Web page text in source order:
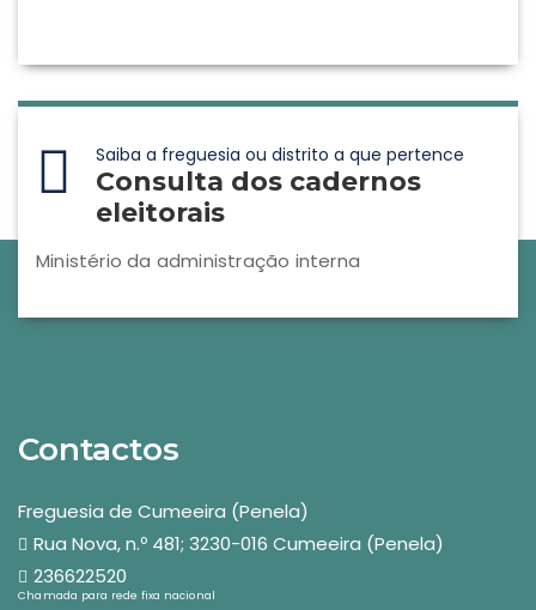
Saiba a freguesia ou distrito a que pertence
Consulta dos cadernos
eleitorais
Ministério da administração interna
Contactos
Freguesia de Cumeeira (Penela)
Rua Nova, n.º 481; 3230-016 Cumeeira (Penela)
236622520
Chamada para rede fixa nacional